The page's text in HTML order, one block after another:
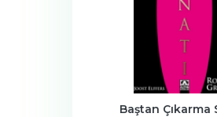
Son Nefes